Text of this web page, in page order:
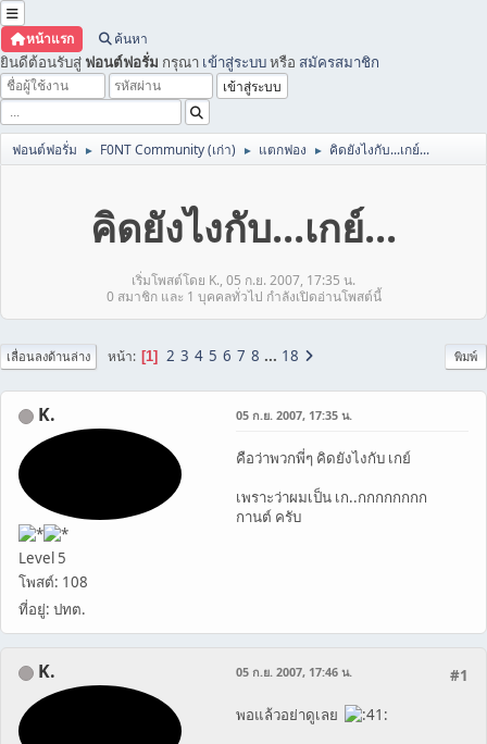
หน้าแรก ค้นหา
ยินดีต้อนรับสู่ ฟอนต์ฟอรั่ม กรุณา เข้าสู่ระบบหรือ สมัครสมาชิก
ฟอนต์ฟอรั่ม ► F0NT Community (เก่า) ► แตกฟอง ► คิดยังไงกับ...เกย์...
คิดยังไงกับ...เกย์...
เริ่มโพสต์โดย K., 05 ก.ย. 2007, 17:35 น.
0 สมาชิก และ 1 บุคคลทั่วไป กำลังเปิดอ่านโพสต์นี้
พิมพ์
เลื่อนลงด้านล่าง หน้า 1 2 3 4 5 6 7 8 ... 18
K.
Level 5
โพสต์: 108
ที่อยู่: ปทต.
05 ก.ย. 2007, 17:35 น.
คือว่าพวกพี่ๆ คิดยังไงกับ เกย์
เพราะว่าผมเป็น เก..กกกกกกกก
กานต์ ครับ
K. #1
05 ก.ย. 2007, 17:46 น.
พอแล้วอย่าดูเลย